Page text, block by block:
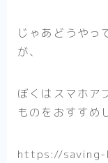
じゃあどうやっ
が、
ぼくはスマホア
ものをおすすめ
https://